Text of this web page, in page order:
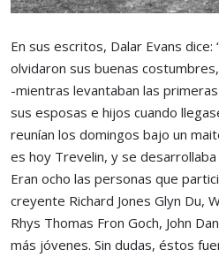
En sus escritos, Dalar Evans dice:
olvidaron sus buenas
-mientras levantaban las
sus esposas e hijos cuando
reunían los domingos bajo un
es hoy Trevelin, y se desarrollaba
Eran ocho las personas que
creyente Richard Jones Glyn Du,
Rhys Thomas Fron Goch, John
más jóvenes. Sin dudas, éstos